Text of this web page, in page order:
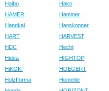
Haibo
Hako
HAMER
Hammer
Hangkai
Hanskonner
HART
HARVEST
HDC
Hecht
Hidea
HIGHTOP
HiKOKI
HOEGERT
Holzfforma
Homelite